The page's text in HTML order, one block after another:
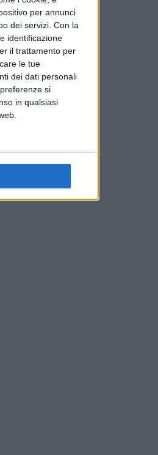
per annunci
dei servizi. Con la
identificazione
il trattamento per
le tue
dei dati personali
si
in qualsiasi